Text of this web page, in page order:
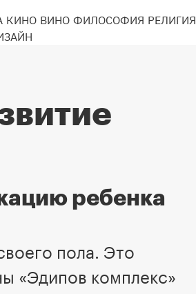
КИНО ВИНО ФИЛОСОФИЯ РЕЛИГИЯ
ребенка
пола. Это
«Эдипов комплекс»